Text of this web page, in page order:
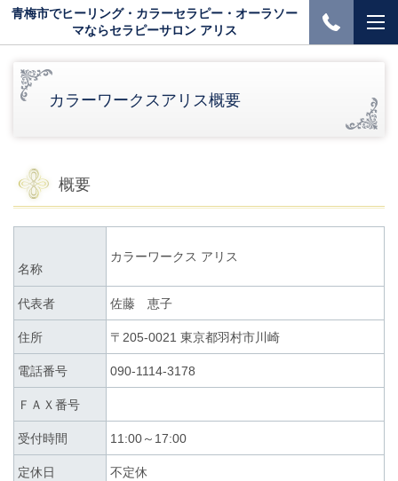
青梅市でヒーリング・カラーセラピー・オーラソー
マならセラピーサロン アリス
カラーワークスアリス概要
概要
名称
カラーワークス アリス
代表者 佐藤 恵子
住所 〒205-0021 東京都羽村市川崎
電話番号 090-1114-3178
ＦＡＸ番号
受付時間 11:00～17:00
定休日 不定休